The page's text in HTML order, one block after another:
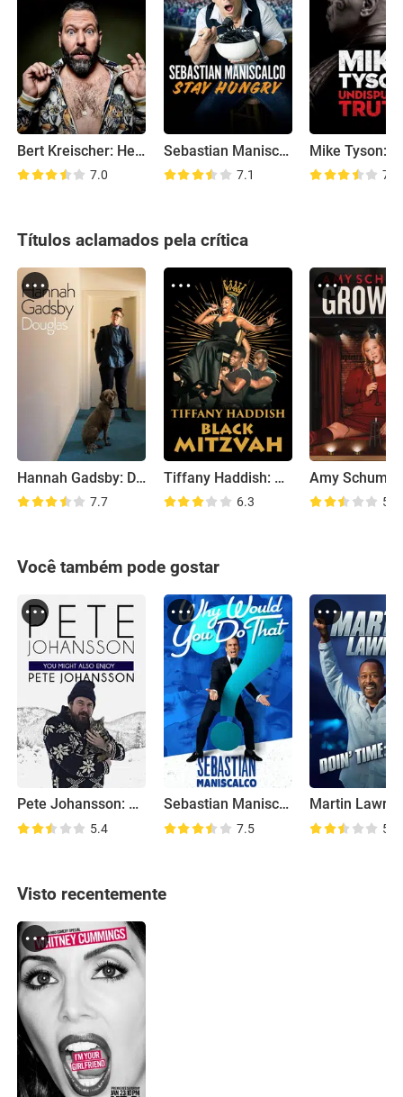
Bert Kreischer: Hey Big Boy
7.0
Sebastian Maniscalco: Stay Hungry
7.1 7.4
Títulos aclamados pela crítica
Hannah Gadsby: Douglas
7.7
Tiffany Haddish: Black Mitzvah
6.3 5.6
Você também pode gostar
Pete Johansson: You Might also Enjoy Pete Johansson
5.4
Sebastian Maniscalco: Why Would You Do That?
7.5 5.3
Visto recentemente